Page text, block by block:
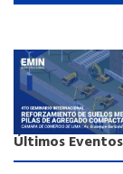
Últimos Eventos